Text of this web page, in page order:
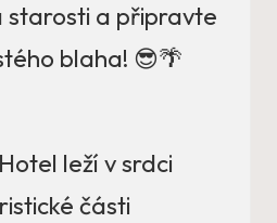
starosti a připravte
blaha! 😎🌴
Hotel leží v srdci
části